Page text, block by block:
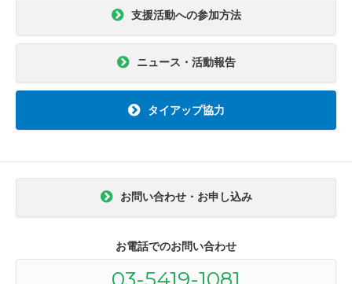
支援活動への参加方法
ニュース・活動報告
タイアップ協力
お問い合わせ・お申し込み
お電話でのお問い合わせ